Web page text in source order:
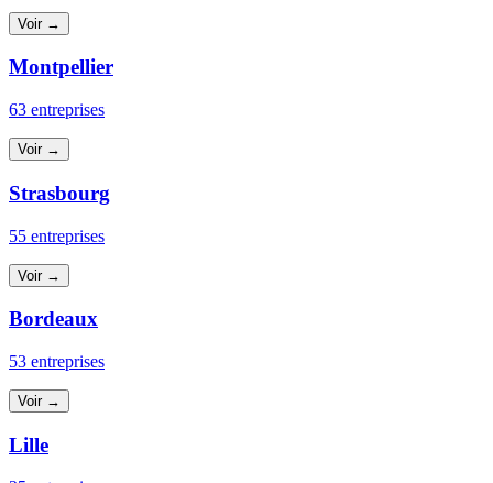
Voir →
Montpellier
63 entreprises
Voir →
Strasbourg
55 entreprises
Voir →
Bordeaux
53 entreprises
Voir →
Lille